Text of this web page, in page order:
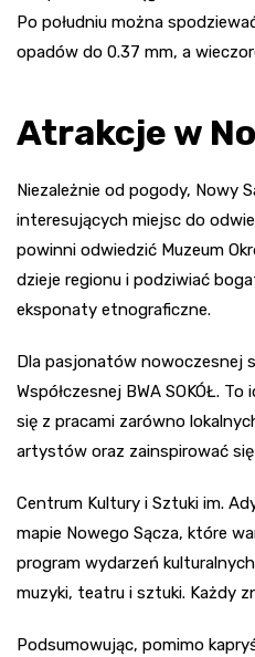
Po południu można
opadów do 0.37 mm, a
Atrakcje w
Niezależnie od pogody, Nowy
interesujących miejsc do
powinni odwiedzić Muzeum
dzieje regionu i podziwiać
eksponaty etnograficzne.
Dla pasjonatów nowoczesnej
Współczesnej BWA SOKÓŁ.
się z pracami zarówno
artystów oraz zainspirować
Centrum Kultury i Sztuki im.
mapie Nowego Sącza, które
program wydarzeń
muzyki, teatru i sztuki. Każdy
Podsumowując, pomimo